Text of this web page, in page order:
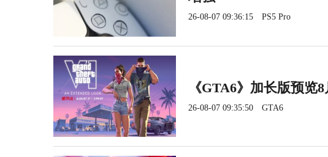
26-08-07 09:36:15 PS5 Pro
《GTA6》加长版预览
26-08-07 09:35:50 GTA6